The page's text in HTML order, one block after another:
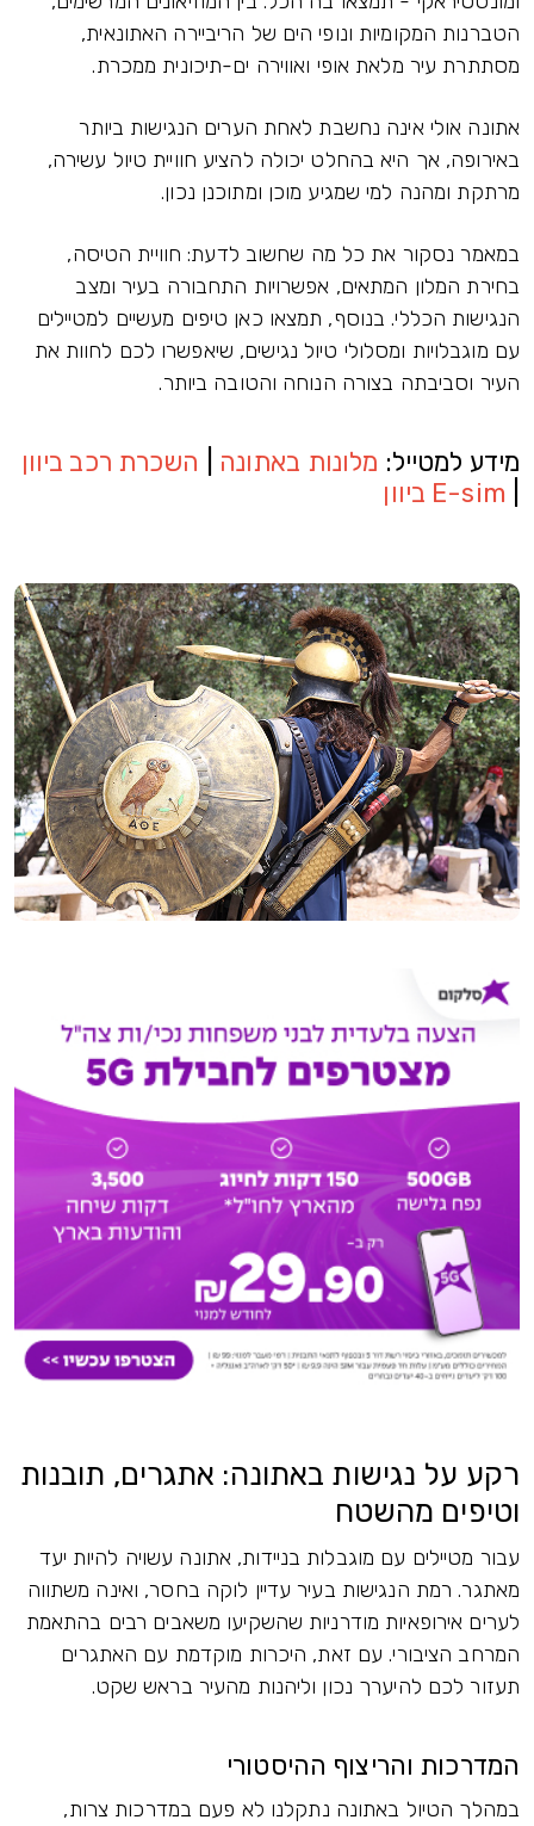
הטברנות המקומיות ונופי הים של הריביירה האתונאית,
מסתתרת עיר מלאת אופי ואווירה ים-תיכונית ממכרת.
אתונה אולי אינה נחשבת לאחת הערים הנגישות ביותר
באירופה, אך היא בהחלט יכולה להציע חוויית טיול עשירה,
מרתקת ומהנה למי שמגיע מוכן ומתוכנן נכון.
במאמר נסקור את כל מה שחשוב לדעת: חוויית הטיסה,
בחירת המלון המתאים, אפשרויות התחבורה בעיר ומצב
הנגישות הכללי. בנוסף, תמצאו כאן טיפים מעשיים למטיילים
עם מוגבלויות ומסלולי טיול נגישים, שיאפשרו לכם לחוות את
העיר וסביבתה בצורה הנוחה והטובה ביותר.
מידע למטייל: מלונות באתונה
השכרת רכב ביוון
E-sim ביוון
רקע על נגישות באתונה: אתגרים, תובנות
וטיפים מהשטח
עבור מטיילים עם מוגבלות בניידות, אתונה עשויה להיות יעד
מאתגר. רמת הנגישות בעיר עדיין לוקה בחסר, ואינה משתווה
לערים אירופאיות מודרניות שהשקיעו משאבים רבים בהתאמת
המרחב הציבורי. עם זאת, היכרות מוקדמת עם האתגרים
תעזור לכם להיערך נכון וליהנות מהעיר בראש שקט.
המדרכות והריצוף ההיסטורי
במהלך הטיול באתונה נתקלנו לא פעם במדרכות צרות,